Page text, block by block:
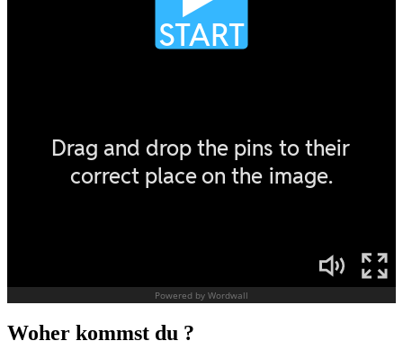
Woher kommst du ?